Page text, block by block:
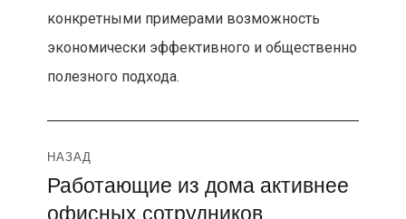
конкретными примерами возможность
экономически эффективного и общественно
полезного подхода.
Навигация
по
НАЗАД
Предыдущая
запись:
Работающие из дома активнее
офисных сотрудников